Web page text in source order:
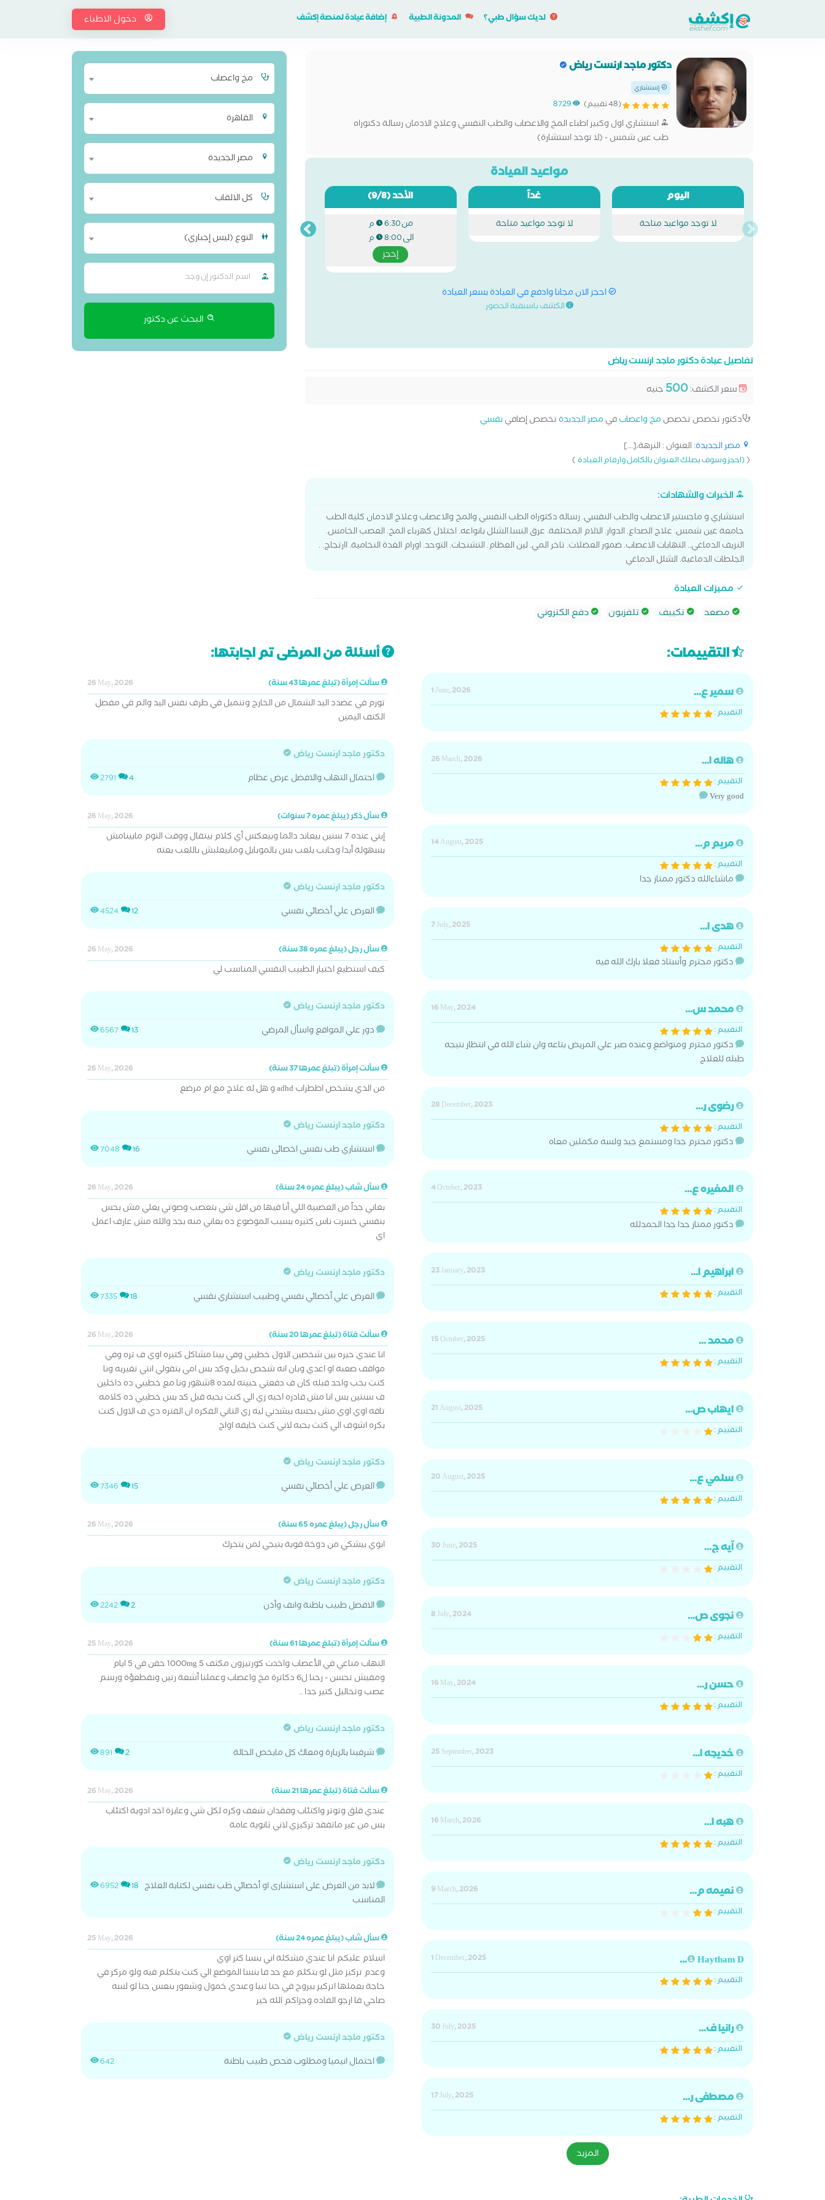
لديك سؤال طبي؟ المدونة الطبية إضافة عيادة لمنصة إكشف دخول الاطباء
دكتور ماجد ارنست رياض
إستشاري
(48 تقييم) 8729
استشاري اول وكبير اطباء المخ والاعصاب والطب النفسي وعلاج الادمان رسالة دكتوراه
طب عين شمس - (لا توجد استشارة)
مواعيد العيادة
اليوم
لا توجد مواعيد متاحة
غداً
لا توجد مواعيد متاحة
الأحد(9/8)
من6:30 م
الى8:00 م
إحجز
احجز الان مجانا وادفع في العيادة بسعر العيادة
الكشف باسبقية الحضور
تفاصيل عيادة دكتور ماجد ارنست رياض
سعر الكشف:500 جنيه
دكتور تخصص تخصص مخ واعصابفي مصر الجديدة تخصص إضافينفسي
مصر الجديدة: العنوان : النزهة،[...]
((احجز وسوف يصلك العنوان بالكامل وارقام العيادة)
الخبرات والشهادات:
استشاري و ماجستير الاعصاب والطب النفسي. رسالة دكتوراه الطب النفسي والمخ والاعصاب وعلاج الادمان كلية الطب
جامعة عين شمس. علاج الصداع. الدوار. الالام المختلفة. عرق النسا.الشلل بانواعه. اختلال كهرباء المخ. العصب الخامس.
النزيف الدماغي.. التهابات الاعصاب. ضمور العضلات. تاخر المي. لين العظام. التشنجات. التوحد. اورام الغدة النخامية. اارتجاج. .
الجلطات الدماغية. الشلل الدماغي
مميزات العيادة
مصعد
تكييف تلفزيون دفع الكتروني
مخ واعصاب
القاهرة
مصر الجديدة
كل الالقاب
النوع (ليس إجباري)
البحث عن دكتور
التقييمات:
سمير ع...
1 June, 2026
التقييم :
هاله ا...
26 March, 2026
التقييم :
Very good
مريم م...
14 August, 2025
التقييم :
ماشاءالله دكتور ممتاز جدا
هدى ا...
7 July, 2025
التقييم :
دكتور محترم وأستاذ فعلا بارك الله فيه
محمد س...
16 May, 2024
التقييم :
دكتور محترم ومتواضع وعنده صبر علي المريض بتاعه وان شاء الله في انتظار نتيجه
طبله للعلاج
رضوى ر...
28 December, 2023
التقييم :
دكتور محترم جدا ومستمع جيد ولسه مكملين معاه
المغيره ع...
4 October, 2023
التقييم :
دكتور ممتاز جدا جدا الحمدلله
ابراهيم ا...
23 January, 2023
التقييم :
محمد ...
15 October, 2025
التقييم :
ايهاب ص...
21 August, 2025
التقييم :
سلمي ع...
20 August, 2025
التقييم :
آيه ج...
30 June, 2025
التقييم :
نجوى ص...
8 July, 2024
التقييم :
حسن ر...
16 May, 2024
التقييم :
خديجه ا...
25 September, 2023
التقييم :
هبه ا...
16 March, 2026
التقييم :
نعيمه م...
9 March, 2026
التقييم :
Haytham D...
1 December, 2025
التقييم :
رانيا ف...
30 July, 2025
التقييم :
مصطفى ر...
17 July, 2025
التقييم :
المزيد
أسئلة من المرضى تم اجابتها:
سألت إمرأة (تبلغ عمرها 43 سنة) 26 May, 2026
تورم في عضدد اليد الشمال من الخارج وتنميل في طرف نفس اليد والم في مفصل
الكتف اليمين
دكتور ماجد ارنست رياض
2791 4 احتمال التهاب والافضل عرض عظام
سأل ذكر (يبلغ عمره 7 سنوات) 26 May, 2026
إبني عنده 7 سنين بيعاند دائما وبيعكس أي كلام بيتقال ووقت النوم مابينامش
بسهولة أبدا وحابب يلعب بس بالموبايل ومابيعلبش باللعب بعته
دكتور ماجد ارنست رياض
4524 12 العرض علي أخصائي نفسي
سأل رجل (يبلغ عمره 38 سنة) 26 May, 2026
كيف استطيع اختيار الطبيب النفسي المناسب لي
دكتور ماجد ارنست رياض
6567 13 دور علي المواقع واسأل المرضي
سألت إمرأة (تبلغ عمرها 37 سنة) 26 May, 2026
من الذي يشخص اظطراب adhd و هل له علاج مع ام مرضع
دكتور ماجد ارنست رياض
7048 16 استشاري طب نفسي اخصائى نفسي
سأل شاب (يبلغ عمره 24 سنة) 26 May, 2026
بعاني جداً من العصبية اللي أنا فيها من اقل شي بتعصب وصوتي يعلي مش بحس
بنفسي خسرت ناس كتيره بسبب الموضوع ده بعاني منه بجد والله مش عارف اعمل
اي
دكتور ماجد ارنست رياض
7335 18 العرض علي أخصائي نفسي وطبيب استشاري نفسي
سألت فتاة (تبلغ عمرها 20 سنة) 26 May, 2026
انا عندي حيره بين شخصين الاول خطيبي وفي بينا مشاكل كتيره اوي ف تره وفي
مواقف صعبه او اعدي وبان انه شخص بخيل وكد بس امي بتقولي انتي تغيريه ونا
كنت بحب واحد قبله كان ف دفعتي حبيته لمده 8شهور ونا مع خطيبي ده داخلين
ف سنتين بس انا مش قادره احبه زي الي كنت بحبه قبل كد بس خطيبي ده كلامه
تافه اوي اوي مش بحسه بيشدني ليه زي التاني الفكره ان الفتره دي ف الاول كنت
بكره اشوف الي كتت بحبه لاني كنت خايفه اواج
دكتور ماجد ارنست رياض
7346 15 العرض علي أخصائي نفسي
سأل رجل (يبلغ عمره 65 سنة) 26 May, 2026
ابوي بيشكي من دوخة قوية بتيجي لمن يتحرك
دكتور ماجد ارنست رياض
2242 2 الافضل طبيب باطنة وانف وأذن
سألت إمرأة (تبلغ عمرها 61 سنة) 25 May, 2026
التهاب مناعي في الأعصاب واخدت كورتيزون مكثف 1000mg 5 حقن في 5 ايام
ومفيش تحسن - رحنا ل6 دكاترة مخ واعصاب وعملنا أشعة رتين ونقطعؤة ورسم
عصب وتحاليل كتير جدا ..
دكتور ماجد ارنست رياض
891 2 شرفينا بالزيارة ومعاك كل مايخص الحالة
سألت فتاة (تبلغ عمرها 21 سنة) 26 May, 2026
عندي قلق وتوتر واكتئاب وفقدان شغف وكره لكل شي وعايزة اخد ادوية اكتئاب
بس من غير ماتفقد تركيزي لاني ثانوية عامة
دكتور ماجد ارنست رياض
6952 18 لابد من العرض على استشارى او أخصائي طب نفسى لكتابة العلاج
المناسب
سأل شاب (يبلغ عمره 24 سنة) 25 May, 2026
اسلام عليكم انا عندي مشكلة اني بنسا كتر اوي
وعدم تركيز مثل لو بتكلم مع حد فا بنسا الموضع الي كنت بتكلم فيه ولو مركز في
حاجة بعملها اتركيز بيروح في حتا تنيا وعندي خمول وشعور بنعس حتا لو لسه
صاحي فا ارجو الفاده وجزاكم الله خير
دكتور ماجد ارنست رياض
642 احتمال انيميا ومطلوب فحص طبيب باطنة